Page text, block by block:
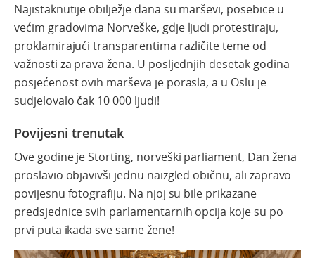
Najistaknutije obilježje dana su marševi, posebice u
većim gradovima Norveške, gdje ljudi protestiraju,
proklamirajući transparentima različite teme od
važnosti za prava žena. U posljednjih desetak godina
posjećenost ovih marševa je porasla, a u Oslu je
sudjelovalo čak 10 000 ljudi!
Povijesni trenutak
Ove godine je Storting, norveški parliament, Dan žena
proslavio objavivši jednu naizgled običnu, ali zapravo
povijesnu fotografiju. Na njoj su bile prikazane
predsjednice svih parlamentarnih opcija koje su po
prvi puta ikada sve same žene!